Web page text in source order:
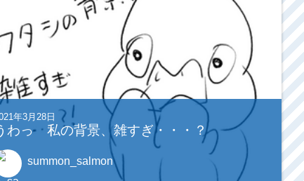
年3月28日
わっ 私の背景、雑すぎ・・・？
summon_salmon